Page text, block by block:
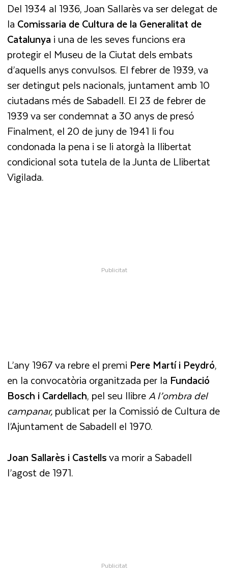
Del 1934 al 1936, Joan Sallarès va ser delegat de
la Comissaria de Cultura de la Generalitat de
Catalunyai una de les seves funcions era
protegir el Museu de la Ciutat dels embats
d’aquells anys convulsos. El febrer de 1939, va
ser detingut pels nacionals, juntament amb 10
ciutadans més de Sabadell. El 23 de febrer de
1939 va ser condemnat a 30 anys de presó
Finalment, el 20 de juny de 1941 li fou
condonada la pena i se li atorgà la llibertat
condicional sota tutela de la Junta de Llibertat
Vigilada.
L’any 1967 va rebre el premi Pere Martí i Peydró,
en la convocatòria organitzada per la Fundació
Bosch i Cardellach, pel seu llibreA l’ombra del
campanar,publicat per la Comissió de Cultura de
l’Ajuntament de Sabadell el 1970.
Joan Sallarès i Castellsva morir a Sabadell
l’agost de 1971.